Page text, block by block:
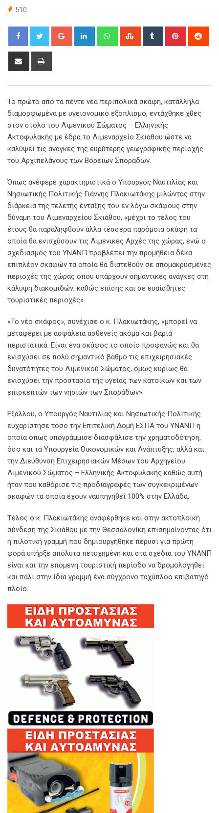
510
Google+ LinkedIn WhatsappStumbleUpon
Tumblr Pinterest
Share
Το πρώτο από τα πέντε νέα περιπολικά σκάφη, κατάλληλα
διαμορφωμένα με υγειονομικό εξοπλισμό, εντάχθηκε χθες
στον στόλο του Λιμενικού Σώματος – Ελληνικής
Ακτοφυλακής με έδρα το Λιμεναρχείο Σκιάθου ώστε να
καλύψει τις ανάγκες της ευρύτερης γεωγραφικής περιοχής
του Αρχιπελάγους των Βόρειων Σποράδων.
Όπως ανέφερε χαρακτηριστικά ο Υπουργός Ναυτιλίας και
Νησιωτικής Πολιτικής Γιάννης Πλακιωτάκης μιλώντας στην
διάρκεια της τελετής ένταξης του εν λόγω σκάφους στην
δύναμη του Λιμεναρχείου Σκιάθου, «μέχρι το τέλος του
έτους θα παραληφθούν άλλα τέσσερα παρόμοια σκάφη τα
οποία θα ενισχύσουν τις Λιμενικές Αρχές της χώρας, ενώ ο
σχεδιασμός του ΥΝΑΝΠ προβλέπει την προμήθεια δέκα
επιπλέον σκαφών τα οποία θα διατεθούν σε απομακρυσμένες
περιοχές της χώρας όπου υπάρχουν σημαντικές ανάγκες στη
κάλυψη διακομιδών, καθώς επίσης και σε ευαίσθητες
τουριστικές περιοχές».
«Το νέο σκάφος», συνέχισε ο κ. Πλακιωτάκης, «μπορεί να
μεταφέρει με ασφάλεια ασθενείς ακόμα και βαριά
περιστατικά. Είναι ένα σκάφος το οποίο προφανώς και θα
ενισχύσει σε πολύ σημαντικό βαθμό τις επιχειρησιακές
δυνατότητες του Λιμενικού Σώματος, όμως κυρίως θα
ενισχύσει την προστασία της υγείας των κατοίκων και των
επισκεπτών των νησιών των Σποράδων».
Εξάλλου, ο Υπουργός Ναυτιλίας και Νησιωτικής Πολιτικής
ευχαρίστησε τόσο την Επιτελική Δομή ΕΣΠΑ του ΥΝΑΝΠ η
οποία όπως υπογράμμισε διασφάλισε την χρηματοδότηση,
όσο και τα Υπουργεία Οικονομικών και Ανάπτυξης, αλλά και
την Διεύθυνση Επιχειρησιακών Μέσων του Αρχηγείου
Λιμενικού Σώματος – Ελληνικής Ακτοφυλακής καθώς αυτή
ήταν που καθόρισε τις προδιαγραφές των συγκεκριμένων
σκαφών τα οποία έχουν ναυπηγηθεί 100% στην Ελλάδα.
Τέλος ο κ. Πλακιωτάκης αναφέρθηκε και στην ακτοπλοϊκή
σύνδεση της Σκιάθου με την Θεσσαλονίκη επισημαίνοντας ότι
η πιλοτική γραμμή που δημιουργήθηκε πέρυσι για πρώτη
φορά υπήρξε απόλυτα πετυχημένη και στα σχέδια του ΥΝΑΝΠ
είναι και την επόμενη τουριστική περίοδο να δρομολογηθεί
και πάλι στην ίδια γραμμή ένα σύγχρονο ταχύπλοο επιβατηγό
πλοίο.